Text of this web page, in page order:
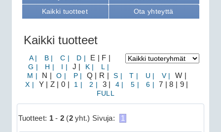
Kaikki tuotteet
Ota yhteyttä
Kaikki tuotteet
A | B | C | D |
E | F |
G |
H | I | J | K |
L |
M |
N | O | P | Q | R | S | T | U | V |
W |
X |
Y | Z | 0 | 1 | 2 | 3 | 4 | 5 | 6 |
7 | 8 | 9 |
FULL
Tuotteet: 1- 2 (2yht.) Sivuja: 1